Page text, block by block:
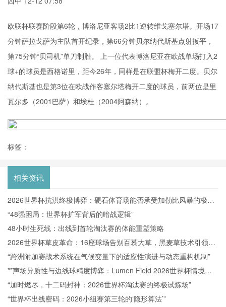
欧联杯联赛阶段第6轮，博洛尼亚客场2比1逆转维戈塞尔塔。开场17
分钟萨拉戈萨为主队首开纪录，第66分钟贝尔纳代斯基点射扳平，
第75分钟“贝司机”单刀制胜。 上一位代表博洛尼亚在欧战单场打入2
球+的球员是西格诺里，距今26年，同样是在联盟杯梅开二度。贝尔
纳代斯基也是第3位在欧战作客塞尔塔梅开二度的球员，前两位是里
瓦尔多（2001巴萨）和埃杜（2004阿森纳）。
标签：
相关资讯
2026世界杯抗洪终极博弈：硬石体育场能否承受加勒比风暴的极限
冲击？
“48强困局：世界杯扩军背后的暗战逻辑”
48小时生死线：出线到首轮淘汰赛的体能重塑策略
2026世界杯草皮革命：16座球场告别百慕大草，黑麦草技术引领生
态新篇章
“跨洲附加赛战术系统在气候变量下的适应性演进与动态重构机制”
**声场异质性与边线球精度博弈：Lumen Field 2026世界杯情境下
的战术响应机制研究**
“加时燃尽，十二码封神：2026世界杯淘汰赛的终极试炼场”
“世界杯出线密码：2026小组赛第三轮的‘隐形算法’”